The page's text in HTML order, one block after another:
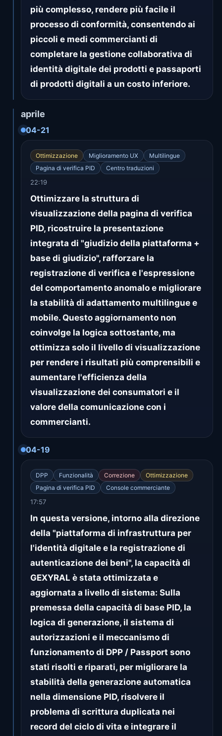
più complesso, rendere più facile il
processo di conformità, consentendo ai
piccoli e medi commercianti di
completare la gestione collaborativa di
identità digitale dei prodotti e passaporti
di prodotti digitali a un costo inferiore.
aprile
04-21
Ottimizzazione Miglioramento UX
Multilingue
Pagina di verifica PID
Centro traduzioni
22:19
Ottimizzare la struttura di
visualizzazione della pagina di verifica
PID, ricostruire la presentazione
integrata di "giudizio della piattaforma +
base di giudizio", rafforzare la
registrazione di verifica e l'espressione
del comportamento anomalo e migliorare
la stabilità di adattamento multilingue e
mobile. Questo aggiornamento non
coinvolge la logica sottostante, ma
ottimizza solo il livello di visualizzazione
per rendere i risultati più comprensibili e
aumentare l'efficienza della
visualizzazione dei consumatori e il
valore della comunicazione con i
commercianti.
04-19
DPP Funzionalità Correzione
Ottimizzazione
Pagina di verifica PID
Console commerciante
17:57
In questa versione, intorno alla direzione
della "piattaforma di infrastruttura per
l'identità digitale e la registrazione di
autenticazione dei beni", la capacità di
GEXYRAL è stata ottimizzata e
aggiornata a livello di sistema: Sulla
premessa della capacità di base PID, la
logica di generazione, il sistema di
autorizzazioni e il meccanismo di
funzionamento di DPP / Passport sono
stati risolti e riparati, per migliorare la
stabilità della generazione automatica
nella dimensione PID, risolvere il
problema di scrittura duplicata nei
record del ciclo di vita e integrare il